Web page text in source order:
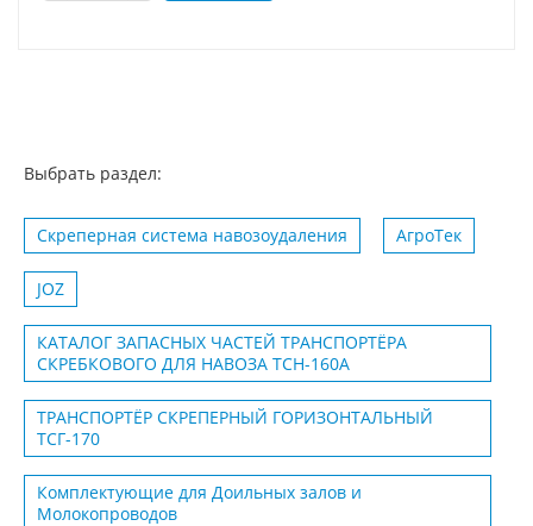
Выбрать раздел:
Скреперная система навозоудаления АгроТек
JOZ
КАТАЛОГ ЗАПАСНЫХ ЧАСТЕЙ ТРАНСПОРТЁРА
СКРЕБКОВОГО ДЛЯ НАВОЗА ТСН-160А
ТРАНСПОРТЁР СКРЕПЕРНЫЙ ГОРИЗОНТАЛЬНЫЙ
ТСГ-170
Комплектующие для Доильных залов и
Молокопроводов